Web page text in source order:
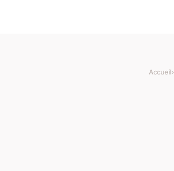
Accueil›